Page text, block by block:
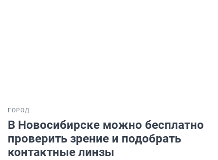
ГОРОД
В Новосибирске можно бесплатно
проверить зрение и подобрать
контактные линзы